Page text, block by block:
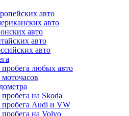
авто
авто
авто
авто
авто
пробега любых авто
на Skoda
пробега Audi и VW
на Volvo